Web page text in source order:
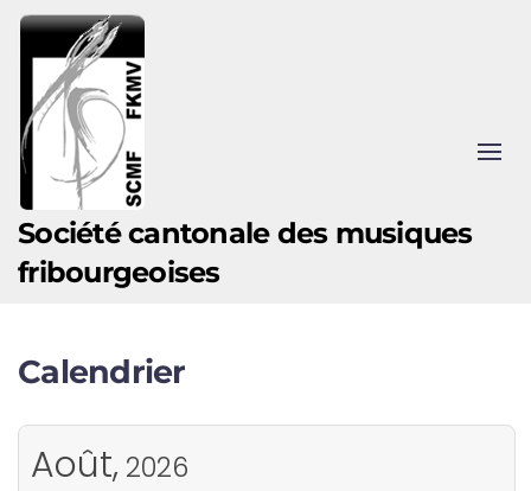
Accéder au contenu principal
Société cantonale des musiques
fribourgeoises
Calendrier
Août, 2026